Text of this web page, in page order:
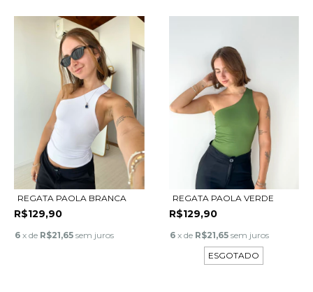
REGATA PAOLA BRANCA
R$129,90
6 x de R$21,65 sem juros
REGATA PAOLA VERDE
R$129,90
6 x de R$21,65 sem juros
ESGOTADO